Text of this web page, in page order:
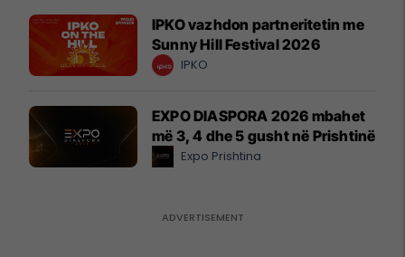
IPKO vazhdon partneritetin me
Sunny Hill Festival 2026
IPKO
EXPO DIASPORA 2026 mbahet
më 3, 4 dhe 5 gusht në Prishtinë
Expo Prishtina